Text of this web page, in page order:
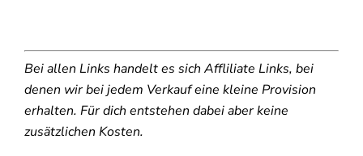
Bei allen Links handelt es sich Affliliate Links, bei
denen wir bei jedem Verkauf eine kleine Provision
erhalten. Für dich entstehen dabei aber keine
zusätzlichen Kosten.